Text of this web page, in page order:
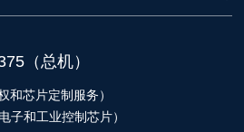
（总机）
和芯片定制服务）
子和工业控制芯片）